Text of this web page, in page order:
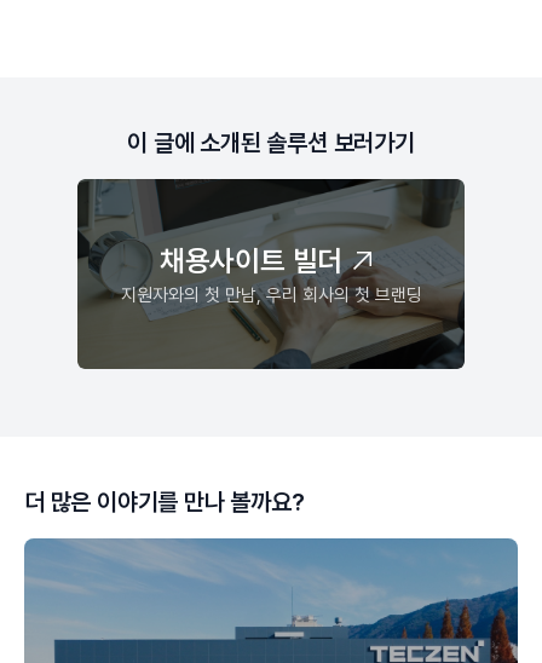
이 글에 소개된 솔루션 보러가기
채용사이트 빌더
지원자와의 첫 만남, 우리 회사의 첫 브랜딩
더 많은 이야기를 만나 볼까요?